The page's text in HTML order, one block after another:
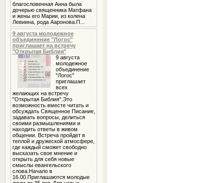
благословенная Анна была
дочерью священника Матфана
и жены его Марии, из колена
Левиина, рода Ааронова.П...
9 августа молодежное
объединение "Логос"
приглашает на встречу
"Открытая Библия"
9 августа
молодежное
объединение
"Логос"
приглашает
всех
желающих на встречу
"Открытая Библия".Это
возможность вместе читать и
обсуждать Священное Писание,
задавать вопросы, делиться
своими размышлениями и
находить ответы в живом
общении. Встреча пройдет в
теплой и дружеской атмосфере,
где каждый сможет свободно
высказать свое мнение и
открыть для себя новые
смыслы евангельского
слова.Начало в
16.00.Приглашаются молодые